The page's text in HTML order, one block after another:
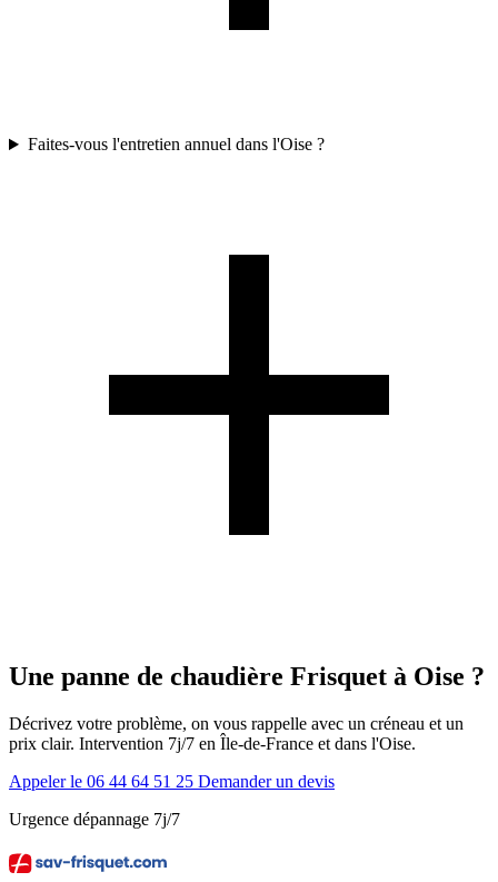
Faites-vous l'entretien annuel dans l'Oise ?
Une panne de chaudière Frisquet à Oise ?
Décrivez votre problème, on vous rappelle avec un créneau et un
prix clair. Intervention 7j/7 en Île-de-France et dans l'Oise.
Appeler le 06 44 64 51 25 Demander un devis
Urgence dépannage 7j/7